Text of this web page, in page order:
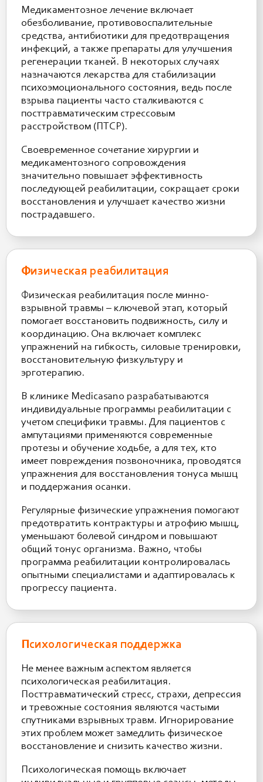
Медикаментозное лечение включает
обезболивание, противовоспалительные
средства, антибиотики для предотвращения
инфекций, а также препараты для улучшения
регенерации тканей. В некоторых случаях
назначаются лекарства для стабилизации
психоэмоционального состояния, ведь после
взрыва пациенты часто сталкиваются с
посттравматическим стрессовым
расстройством (ПТСР).
Своевременное сочетание хирургии и
медикаментозного сопровождения
значительно повышает эффективность
последующей реабилитации, сокращает сроки
восстановления и улучшает качество жизни
пострадавшего.
Физическая реабилитация
Физическая реабилитация после минно-
взрывной травмы – ключевой этап, который
помогает восстановить подвижность, силу и
координацию. Она включает комплекс
упражнений на гибкость, силовые тренировки,
восстановительную физкультуру и
эрготерапию.
В клинике Medicasano разрабатываются
индивидуальные программы реабилитации с
учетом специфики травмы. Для пациентов с
ампутациями применяются современные
протезы и обучение ходьбе, а для тех, кто
имеет повреждения позвоночника, проводятся
упражнения для восстановления тонуса мышц
и поддержания осанки.
Регулярные физические упражнения помогают
предотвратить контрактуры и атрофию мышц,
уменьшают болевой синдром и повышают
общий тонус организма. Важно, чтобы
программа реабилитации контролировалась
опытными специалистами и адаптировалась к
прогрессу пациента.
Психологическая поддержка
Не менее важным аспектом является
психологическая реабилитация.
Посттравматический стресс, страхи, депрессия
и тревожные состояния являются частыми
спутниками взрывных травм. Игнорирование
этих проблем может замедлить физическое
восстановление и снизить качество жизни.
Психологическая помощь включает